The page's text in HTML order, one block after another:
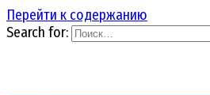
Перейти к содержанию
Search for: